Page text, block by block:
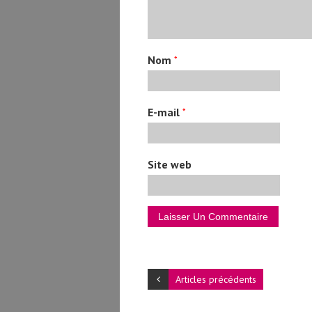
Nom *
E-mail *
Site web
Articles précédents